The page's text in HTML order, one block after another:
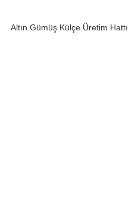
Altın Gümüş Külçe Üretim Hattı